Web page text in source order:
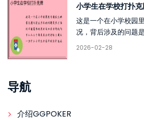
小学生在学校打扑
这是一个在小学校园
况，背后涉及的问题
2026-02-28
导航
介绍GGPOKER